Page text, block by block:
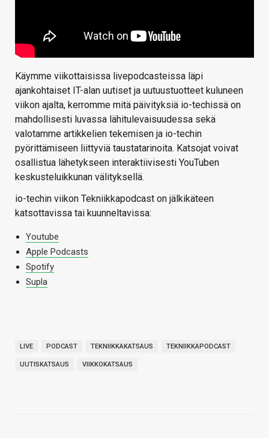
Käymme viikottaisissa livepodcasteissa läpi
ajankohtaiset IT-alan uutiset ja uutuustuotteet kuluneen
viikon ajalta, kerromme mitä päivityksiä io-techissä on
mahdollisesti luvassa lähitulevaisuudessa sekä
valotamme artikkelien tekemisen ja io-techin
pyörittämiseen liittyviä taustatarinoita. Katsojat voivat
osallistua lähetykseen interaktiivisesti YouTuben
keskusteluikkunan välityksellä.
io-techin viikon Tekniikkapodcast on jälkikäteen
katsottavissa tai kuunneltavissa:
Youtube
Apple Podcasts
Spotify
Supla
LIVE PODCAST TEKNIIKKAKATSAUS TEKNIIKKAPODCAST
UUTISKATSAUS VIIKKOKATSAUS